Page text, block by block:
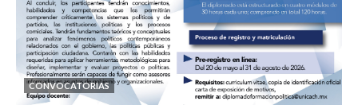
CONVOCATORIAS